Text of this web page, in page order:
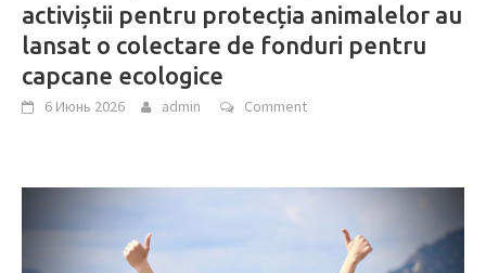
activiștii pentru protecția animalelor au
lansat o colectare de fonduri pentru
capcane ecologice
6 Июнь 2026 admin Comment